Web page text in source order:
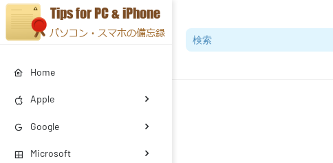
Home
Apple
Google
Microsoft